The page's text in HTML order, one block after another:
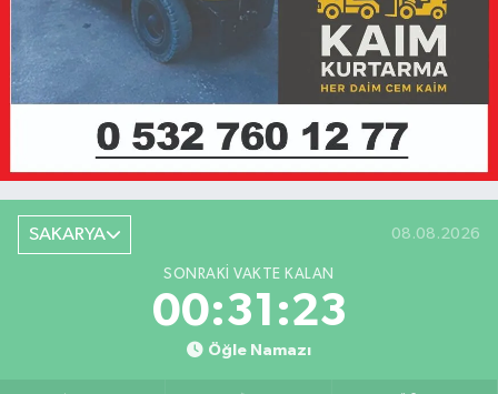
SAKARYA 08.08.2026
SONRAKI VAKTE KALAN
00:31:23
Öğle Namazı